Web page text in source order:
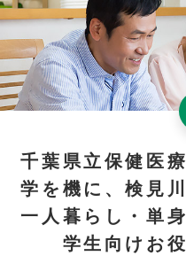
千葉県立保健医
学を機に、検見
一人暮らし・単
学生向けお